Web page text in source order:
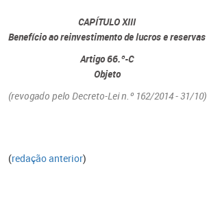
CAPÍTULO XIII
Benefício ao reinvestimento de lucros e reservas
Artigo 66.º-C
Objeto
(revogado pelo Decreto-Lei n.º 162/2014 - 31/10)
(redação anterior)